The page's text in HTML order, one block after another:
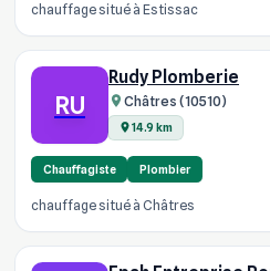
chauffage situé à Estissac
RU
Rudy Plomberie
Châtres (10510)
14.9 km
Chauffagiste Plombier
chauffage situé à Châtres